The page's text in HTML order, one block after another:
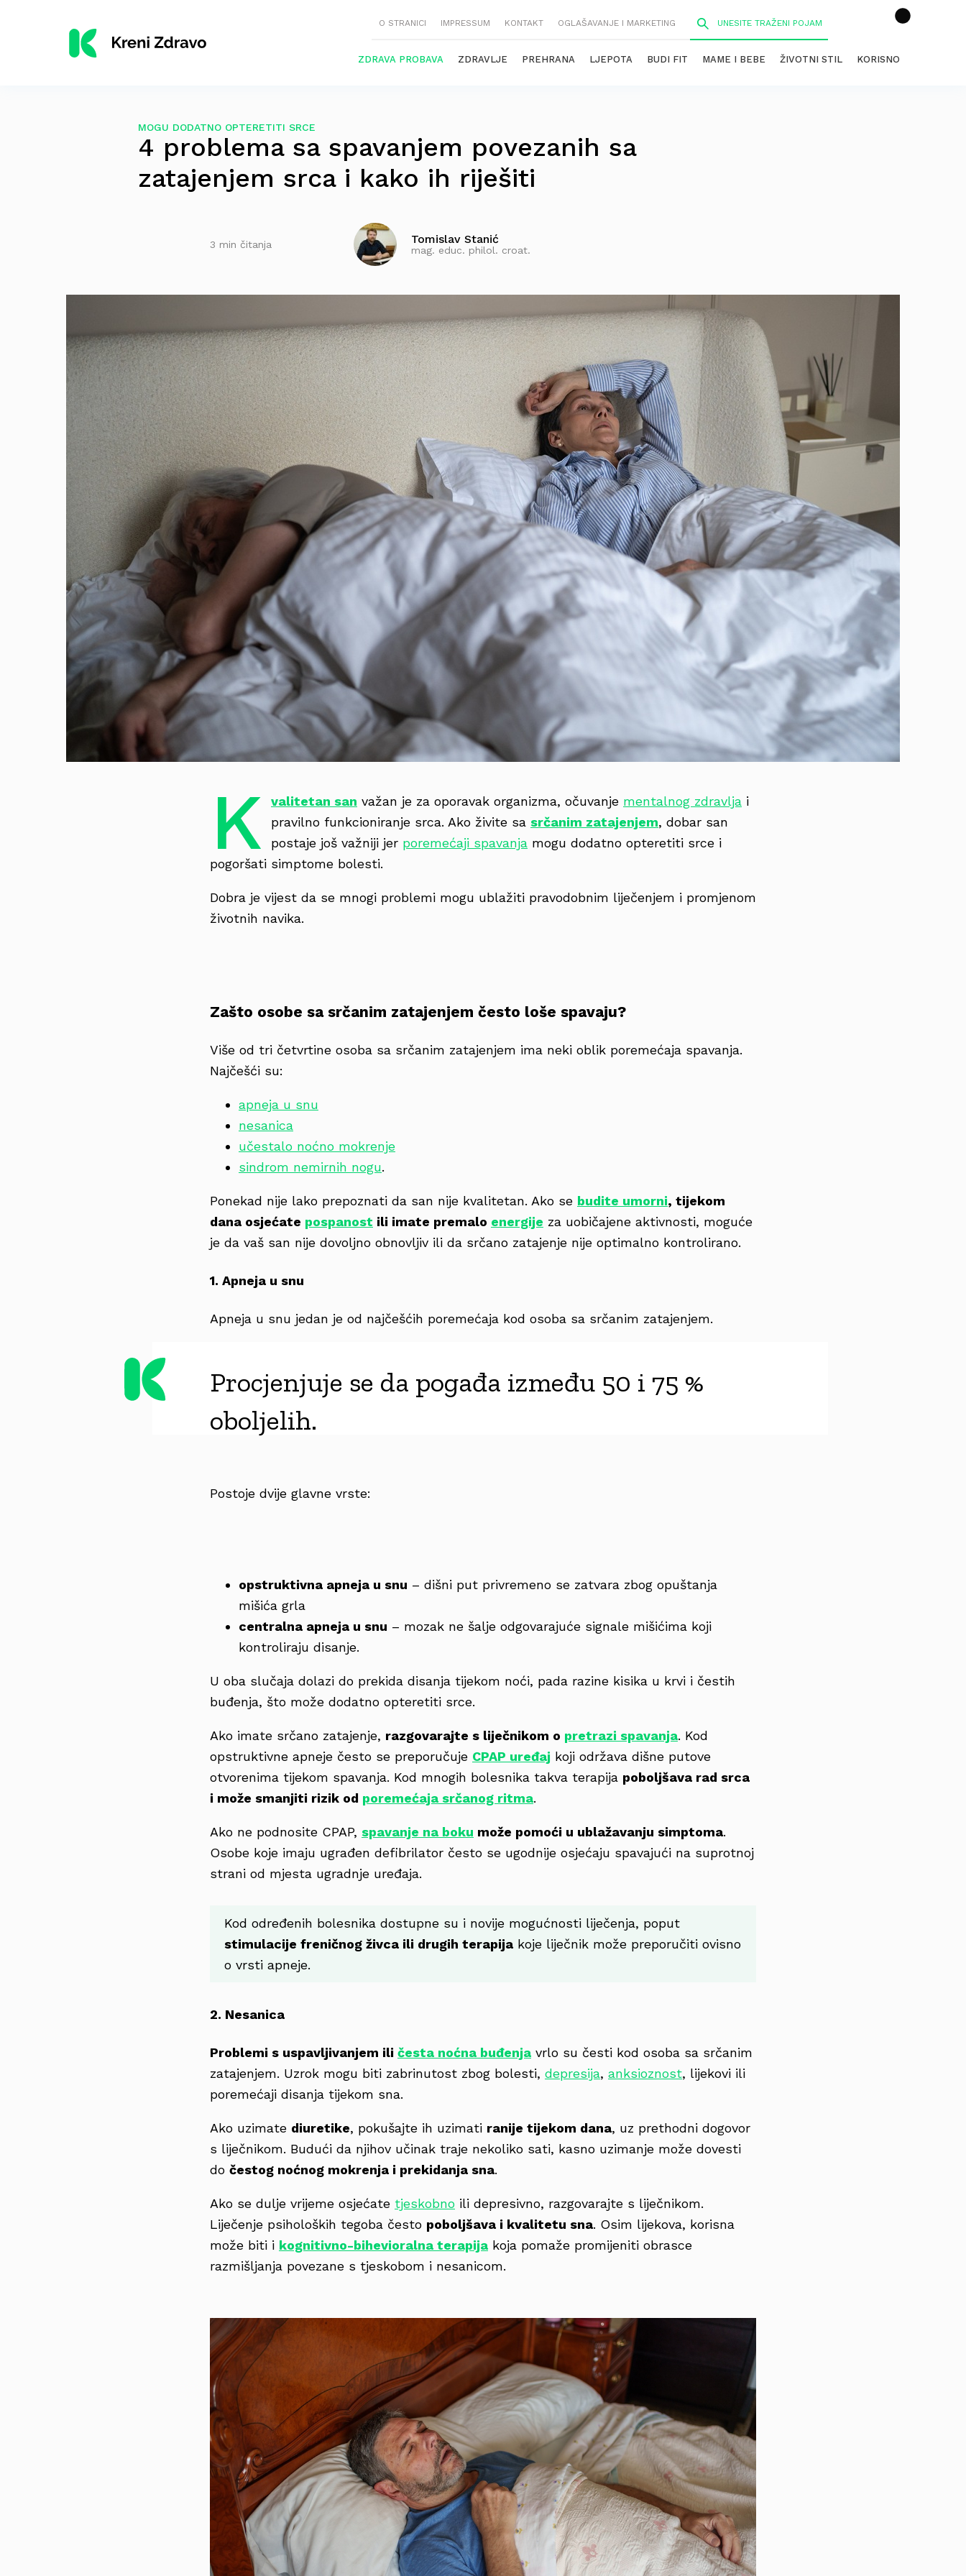
O STRANICI IMPRESSUM KONTAKT OGLAŠAVANJE I MARKETING
ZDRAVA PROBAVA ZDRAVLJE PREHRANA LJEPOTA BUDI FIT MAME I BEBE ŽIVOTNI STIL KORISNO
MOGU DODATNO OPTERETITI SRCE
4 problema sa spavanjem povezanih sa
zatajenjem srca i kako ih riješiti
3 min čitanja Tomislav Stanić
mag. educ. philol. croat.
K valitetan san važan je za oporavak organizma, očuvanje mentalnog zdravlja i
pravilno funkcioniranje srca. Ako živite sa srčanim zatajenjem, dobar san
postaje još važniji jer poremećaji spavanja mogu dodatno opteretiti srce i
pogoršati simptome bolesti.
Dobra je vijest da se mnogi problemi mogu ublažiti pravodobnim liječenjem i promjenom
životnih navika.
Zašto osobe sa srčanim zatajenjem često loše spavaju?
Više od tri četvrtine osoba sa srčanim zatajenjem ima neki oblik poremećaja spavanja.
Najčešći su:
apneja u snu
nesanica
učestalo noćno mokrenje
sindrom nemirnih nogu.
Ponekad nije lako prepoznati da san nije kvalitetan. Ako se budite umorni, tijekom
dana osjećate pospanost ili imate premalo energije za uobičajene aktivnosti, moguće
je da vaš san nije dovoljno obnovljiv ili da srčano zatajenje nije optimalno kontrolirano.
1. Apneja u snu
Apneja u snu jedan je od najčešćih poremećaja kod osoba sa srčanim zatajenjem.
Procjenjuje se da pogađa između 50 i 75 %
oboljelih.
Postoje dvije glavne vrste:
opstruktivna apneja u snu – dišni put privremeno se zatvara zbog opuštanja
mišića grla
centralna apneja u snu – mozak ne šalje odgovarajuće signale mišićima koji
kontroliraju disanje.
U oba slučaja dolazi do prekida disanja tijekom noći, pada razine kisika u krvi i čestih
buđenja, što može dodatno opteretiti srce.
Ako imate srčano zatajenje, razgovarajte s liječnikom o pretrazi spavanja. Kod
opstruktivne apneje često se preporučuje CPAP uređaj koji održava dišne putove
otvorenima tijekom spavanja. Kod mnogih bolesnika takva terapija poboljšava rad srca
i može smanjiti rizik od poremećaja srčanog ritma.
Ako ne podnosite CPAP, spavanje na boku može pomoći u ublažavanju simptoma.
Osobe koje imaju ugrađen defibrilator često se ugodnije osjećaju spavajući na suprotnoj
strani od mjesta ugradnje uređaja.
Kod određenih bolesnika dostupne su i novije mogućnosti liječenja, poput
stimulacije freničnog živca ili drugih terapija koje liječnik može preporučiti ovisno
o vrsti apneje.
2. Nesanica
Problemi s uspavljivanjem ili česta noćna buđenja vrlo su česti kod osoba sa srčanim
zatajenjem. Uzrok mogu biti zabrinutost zbog bolesti, depresija, anksioznost, lijekovi ili
poremećaji disanja tijekom sna.
Ako uzimate diuretike, pokušajte ih uzimati ranije tijekom dana, uz prethodni dogovor
s liječnikom. Budući da njihov učinak traje nekoliko sati, kasno uzimanje može dovesti
do čestog noćnog mokrenja i prekidanja sna.
Ako se dulje vrijeme osjećate tjeskobno ili depresivno, razgovarajte s liječnikom.
Liječenje psiholoških tegoba često poboljšava i kvalitetu sna. Osim lijekova, korisna
može biti i kognitivno-bihevioralna terapija koja pomaže promijeniti obrasce
razmišljanja povezane s tjeskobom i nesanicom.